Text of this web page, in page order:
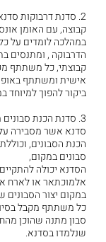
2. סדנת דרבוקות סדנא נפלאה, מומלצת לכל
קבוצה, עם האומן
במהלכה לומדים על
הדרבוקה , ומתנסים
קבוצתי, כל משתתף
אישית ומשתתף
ביקור להפוך למיוחד
3. סדנת הכנת סבונים משמן זית
סדנא אשר מסבירה
הכנת הסבונים,
סבונים במקום,
הסדנא יכולה
אלמוכתאר או לארח
במקום יצור
כל משתתף מקבל
סבון מתנה שהוכן
שנלמדו בסדנא.